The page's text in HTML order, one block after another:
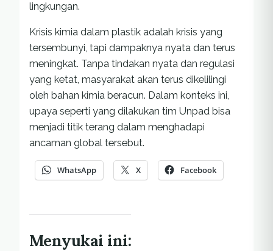
lingkungan.
Krisis kimia dalam plastik adalah krisis yang
tersembunyi, tapi dampaknya nyata dan terus
meningkat. Tanpa tindakan nyata dan regulasi
yang ketat, masyarakat akan terus dikelilingi
oleh bahan kimia beracun. Dalam konteks ini,
upaya seperti yang dilakukan tim Unpad bisa
menjadi titik terang dalam menghadapi
ancaman global tersebut.
WhatsApp X Facebook
Menyukai ini: